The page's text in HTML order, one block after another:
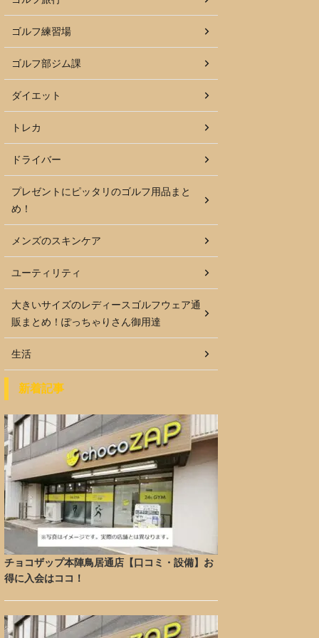
ゴルフ練習場
ゴルフ部ジム課
ダイエット
トレカ
ドライバー
プレゼントにピッタリのゴルフ用品まと
め！
メンズのスキンケア
ユーティリティ
大きいサイズのレディースゴルフウェア通
販まとめ！ぽっちゃりさん御用達
生活
新着記事
チョコザップ本陣鳥居通店【口コミ・設備】お
得に入会はココ！